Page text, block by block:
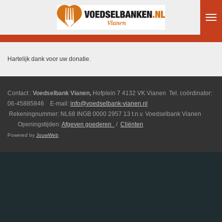
de
Hartelijk dank voor uw donatie.
Contact : Voedselbank Vianen, Hofplein 7 4132 VK Vianen Tel. coördinator:
06-45885846 E-mail: info@voedselbank-vianen.nl
Rekeningnummer: NL68 INGB 0000 2957 13 t.n.v. Voedselbank Vianen
Openingstijden:Afgeven goederen / Cliënten
Powered by JouwWeb